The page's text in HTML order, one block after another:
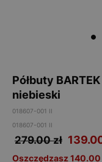
Półbuty
niebieski
018607-001 II
018607-001 II
279.00 zł
Oszczędzasz 140.00